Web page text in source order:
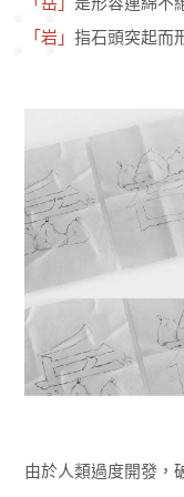
「岩」 指石頭突起而
由於人類過度開發，